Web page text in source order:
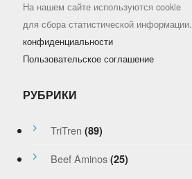
На нашем сайте используются cookie
для сбора статистической информации.
конфиденциальности
Пользовательское соглашение
РУБРИКИ
TriTren (89)
Beef Aminos (25)